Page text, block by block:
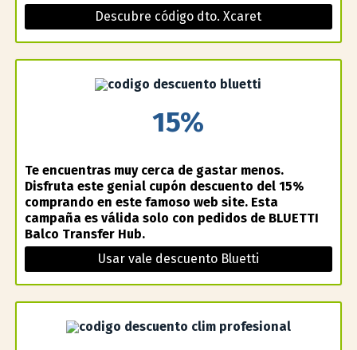
Descubre código dto. Xcaret
15%
Te encuentras muy cerca de gastar menos.
Disfruta este genial cupón descuento del 15%
comprando en este famoso web site. Esta
campaña es válida solo con pedidos de BLUETTI
Balco Transfer Hub.
Usar vale descuento Bluetti